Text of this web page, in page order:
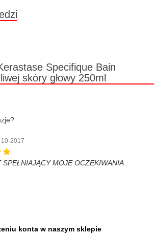
Specifique Bain
skóry głowy 250ml
2017
MOJE OCZEKIWANIA .
konta w naszym sklepie